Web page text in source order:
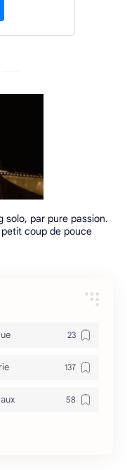
solo, par pure passion.
coup de pouce